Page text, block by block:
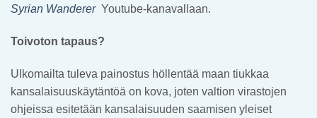
Syrian WandererYoutube-kanavallaan.
Toivoton tapaus?
Ulkomailta tuleva painostus höllentää maan tiukkaa
kansalaisuuskäytäntöä on kova, joten valtion virastojen
ohjeissa esitetään kansalaisuuden saamisen yleiset